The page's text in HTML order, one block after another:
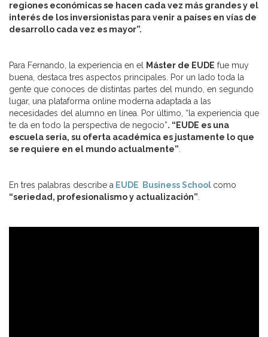
regiones económicas se hacen cada vez más grandes y el
interés de los inversionistas para venir a países en vías de
desarrollo cada vez es mayor”.
Para Fernando, la experiencia en el Máster de EUDE fue muy
buena, destaca tres aspectos principales. Por un lado toda la
gente que conoces de distintas partes del mundo, en segundo
lugar, una plataforma online moderna adaptada a las
necesidades del alumno en línea. Por último, “la experiencia que
te da en todo la perspectiva de negocio”. “EUDE es una
escuela seria, su oferta académica es justamente lo que
se requiere en el mundo actualmente”.
En tres palabras describe a EUDE Business School como
“seriedad, profesionalismo y actualización”.